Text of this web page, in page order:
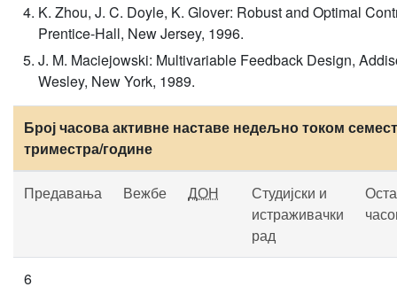
K. Zhou, J. C. Doyle, K. Glover: Robust and Optimal
Prentice-Hall, New Jersey, 1996.
J. M. Maciejowski: Multivariable Feedback Design,
Wesley, New York, 1989.
Број часова активне наставе недељно током
триместра/године
Предавања Вежбе ДОН
Студијски и
истраживачки
рад
6